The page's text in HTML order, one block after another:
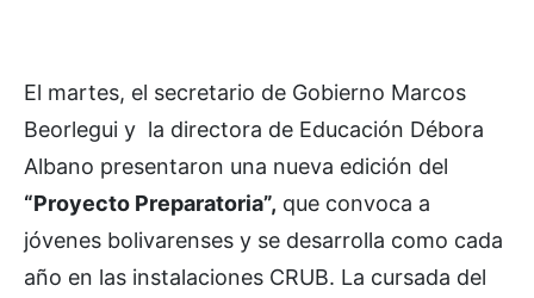
El martes, el secretario de Gobierno Marcos
Beorlegui y la directora de Educación Débora
Albano presentaron una nueva edición del
“Proyecto Preparatoria”, que convoca a
jóvenes bolivarenses y se desarrolla como cada
año en las instalaciones CRUB. La cursada del